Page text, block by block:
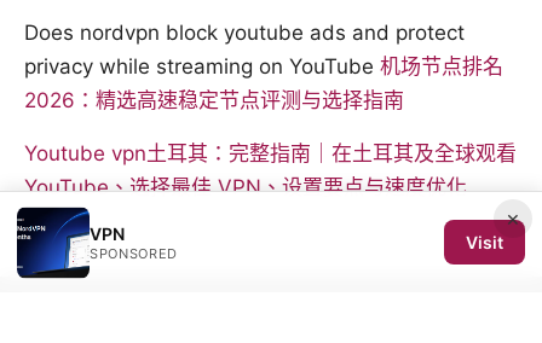
Does nordvpn block youtube ads and protect
privacy while streaming on YouTube 机场节点排名
2026：精选高速稳定节点评测与选择指南
Youtube vpn土耳其：完整指南｜在土耳其及全球观看
YouTube、选择最佳 VPN、设置要点与速度优化
×
VPN
SPONSORED
Visit